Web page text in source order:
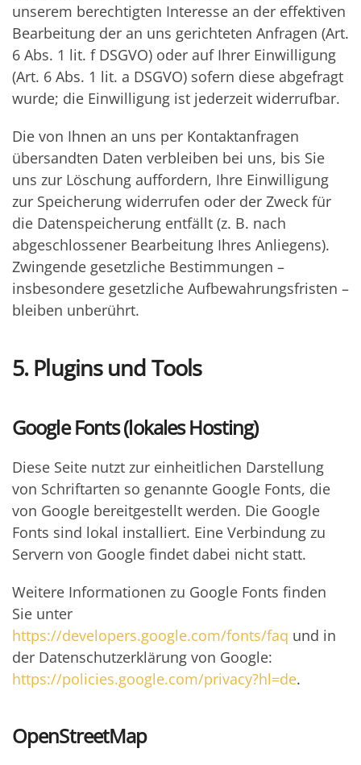
unserem berechtigten Interesse an der effektiven
Bearbeitung der an uns gerichteten Anfragen (Art.
6 Abs. 1 lit. f DSGVO) oder auf Ihrer Einwilligung
(Art. 6 Abs. 1 lit. a DSGVO) sofern diese abgefragt
wurde; die Einwilligung ist jederzeit widerrufbar.
Die von Ihnen an uns per Kontaktanfragen
übersandten Daten verbleiben bei uns, bis Sie
uns zur Löschung auffordern, Ihre Einwilligung
zur Speicherung widerrufen oder der Zweck für
die Datenspeicherung entfällt (z. B. nach
abgeschlossener Bearbeitung Ihres Anliegens).
Zwingende gesetzliche Bestimmungen –
insbesondere gesetzliche Aufbewahrungsfristen –
bleiben unberührt.
5. Plugins und Tools
Google Fonts (lokales Hosting)
Diese Seite nutzt zur einheitlichen Darstellung
von Schriftarten so genannte Google Fonts, die
von Google bereitgestellt werden. Die Google
Fonts sind lokal installiert. Eine Verbindung zu
Servern von Google findet dabei nicht statt.
Weitere Informationen zu Google Fonts finden
Sie unter
https://developers.google.com/fonts/faq und in
der Datenschutzerklärung von Google:
https://policies.google.com/privacy?hl=de.
OpenStreetMap